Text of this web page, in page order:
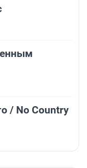
/ No Country